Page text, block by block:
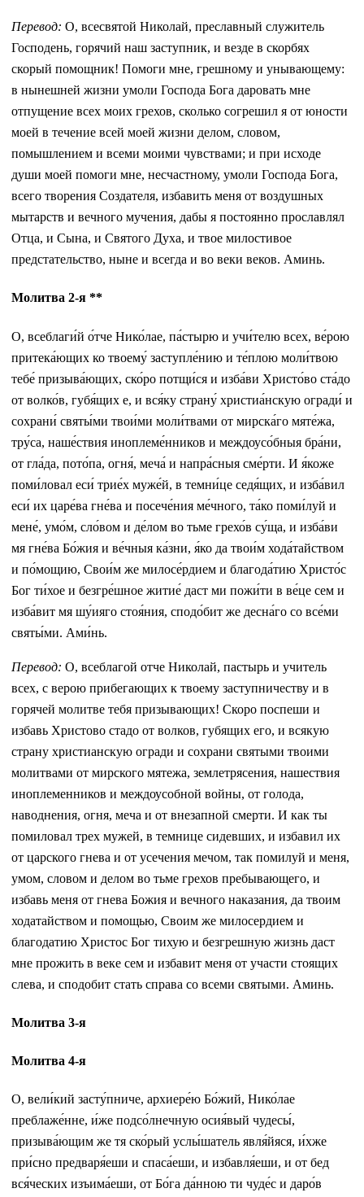
Перевод: О, всесвятой Николай, преславный служитель
Господень, горячий наш заступник, и везде в скорбях
скорый помощник! Помоги мне, грешному и унывающему:
в нынешней жизни умоли Господа Бога даровать мне
отпущение всех моих грехов, сколько согрешил я от юности
моей в течение всей моей жизни делом, словом,
помышлением и всеми моими чувствами; и при исходе
души моей помоги мне, несчастному, умоли Господа Бога,
всего творения Создателя, избавить меня от воздушных
мытарств и вечного мучения, дабы я постоянно прославлял
Отца, и Сына, и Святого Духа, и твое милостивое
предстательство, ныне и всегда и во веки веков. Аминь.
Молитва 2-я **
О, всеблаги́й о́тче Нико́лае, па́стырю и учи́телю всех, ве́рою
притека́ющих ко твоему́ заступле́нию и те́плою моли́твою
тебе́ призыва́ющих, ско́ро потщи́ся и изба́ви Христо́во ста́до
от волко́в, губя́щих е, и вся́ку страну́ христиа́нскую огради́ и
сохрани́ святы́ми твои́ми моли́твами от мирска́го мяте́жа,
тру́са, наше́ствия иноплеме́нников и междоусо́бныя бра́ни,
от гла́да, пото́па, огня́, меча́ и напра́сныя сме́рти. И я́коже
поми́ловал еси́ трие́х муже́й, в темни́це седя́щих, и изба́вил
еси́ их царе́ва гне́ва и посече́ния ме́чного, та́ко поми́луй и
мене́, умо́м, сло́вом и де́лом во тьме грехо́в су́ща, и изба́ви
мя гне́ва Бо́жия и ве́чныя ка́зни, я́ко да твои́м хода́тайством
и по́мощию, Свои́м же милосе́рдием и благода́тию Христо́с
Бог ти́хое и безгре́шное житие́ даст ми пожи́ти в ве́це сем и
изба́вит мя шу́ияго стоя́ния, сподо́бит же десна́го со все́ми
святы́ми. Ами́нь.
Перевод: О, всеблагой отче Николай, пастырь и учитель
всех, с верою прибегающих к твоему заступничеству и в
горячей молитве тебя призывающих! Скоро поспеши и
избавь Христово стадо от волков, губящих его, и всякую
страну христианскую огради и сохрани святыми твоими
молитвами от мирского мятежа, землетрясения, нашествия
иноплеменников и междоусобной войны, от голода,
наводнения, огня, меча и от внезапной смерти. И как ты
помиловал трех мужей, в темнице сидевших, и избавил их
от царского гнева и от усечения мечом, так помилуй и меня,
умом, словом и делом во тьме грехов пребывающего, и
избавь меня от гнева Божия и вечного наказания, да твоим
ходатайством и помощью, Своим же милосердием и
благодатию Христос Бог тихую и безгрешную жизнь даст
мне прожить в веке сем и избавит меня от участи стоящих
слева, и сподобит стать справа со всеми святыми. Аминь.
Молитва 3-я
Молитва 4-я
О, вели́кий засту́пниче, архиере́ю Бо́жий, Нико́лае
преблаже́нне, и́же подсо́лнечную осия́вый чудесы́,
призыва́ющим же тя ско́рый услы́шатель явля́йяся, и́хже
при́сно предваря́еши и спаса́еши, и избавля́еши, и от бед
вся́ческих изъима́еши, от Бо́га да́нною ти чуде́с и даро́в